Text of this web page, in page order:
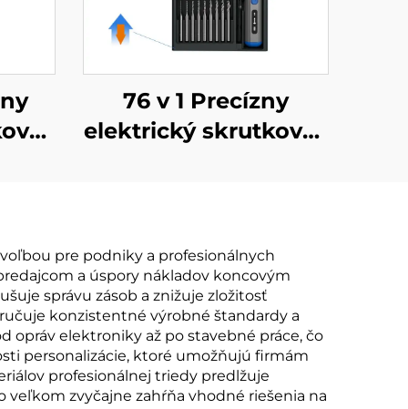
76 v 1 Precízny
elektrický skrutkovač
pre podniky a profesionálnych
a úspory nákladov koncovým
správu zásob a znižuje zložitosť
konzistentné výrobné štandardy a
opráv elektroniky až po stavebné práce, čo
personalizácie, ktoré umožňujú firmám
profesionálnej triedy predlžuje
veľkom zvyčajne zahŕňa vhodné riešenia na